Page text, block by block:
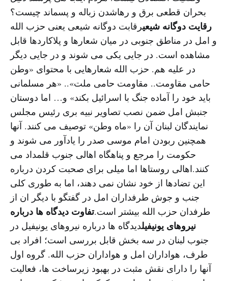
بحران قطعی برق و رهاشدن زباله و پسماند چیست؟
رقایت دوگانه شیعیرقابت دوگانه شیعی یعنی حزب الله
و امل در مناطق جنوبی در میان شعارها و پلاکاردها قابل
مشاهده است. در جایی یکی می شوند و در جایی دیگر
در علیه هم. حزب الله شعارهایی با محتوای «وطن
حامی مقاومت.. مقاومت حامی ملت».. «هر مسلمانی
باید خود را آماده جنگ با اسرائیل بکند» و… اما دوستان
جنبش امل ضمن نصب تصاویر نبیه بری رئیس مجلس
نمایندگان لبنان آن را «ماه وطن» توصیف می کنند. آنها
همچنین ربودن امام موسی صدر را یادآور می شوند و
حکومت را مرجع و پناهگاه اهالی جنوب قلمداد می
کنند.اهالی روستاها اما میلی برای صحبت کردن درباره
این تضادها از خود نشان نمی دهند، اما به طوری کلی
جنب و جوش طرفداران امل در گفتگو با دیگر ان از
طرفدان حزب الله بیشتر است.تفاوت دیدگاه ها درباره
نیروهای یونیفیلدیدگاه ها درباره نیروهای یونیفیل در
جنوب لبنان در سه بخش قابل بررسی است؛ افراد بی
طرف، هواداران امل و هواداران حزب الله. گروه اول
آنها را دارای نقش مثبت در بهبود زیرساخت ها، فعالیت